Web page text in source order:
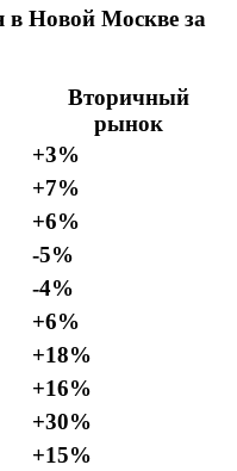
в Новой Москве за
Вторичный
рынок
+3%
+7%
+6%
-5%
-4%
+6%
+18%
+16%
+30%
+15%